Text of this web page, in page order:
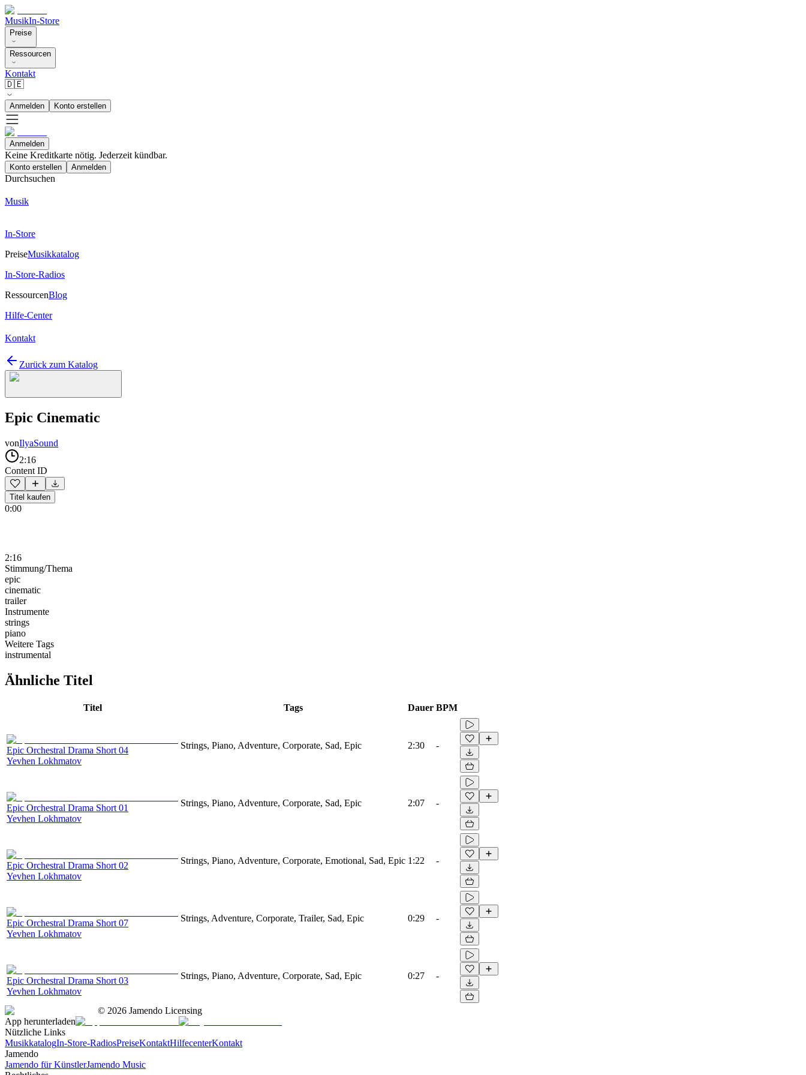
MusikIn-Store
Preise
Ressourcen
Kontakt
🇩🇪
Anmelden Konto erstellen
Anmelden
Keine Kreditkarte nötig. Jederzeit kündbar.
Konto erstellen Anmelden
Durchsuchen
Musik
In-Store
PreiseMusikkatalog
In-Store-Radios
RessourcenBlog
Hilfe-Center
Kontakt
Zurück zum Katalog
Epic Cinematic
vonIlyaSound
2:16
Content ID
Titel kaufen
0:00
2:16
Stimmung/Thema
epic
cinematic
trailer
Instrumente
strings
piano
Weitere Tags
instrumental
Ähnliche Titel
Titel Tags Dauer BPM
Epic Orchestral Drama Short 04
Yevhen Lokhmatov
Strings, Piano, Adventure, Corporate, Sad, Epic 2:30 -
Epic Orchestral Drama Short 01
Yevhen Lokhmatov
Strings, Piano, Adventure, Corporate, Sad, Epic 2:07 -
Epic Orchestral Drama Short 02
Yevhen Lokhmatov
Strings, Piano, Adventure, Corporate, Emotional, Sad, Epic 1:22 -
Epic Orchestral Drama Short 07
Yevhen Lokhmatov
Strings, Adventure, Corporate, Trailer, Sad, Epic 0:29 -
Epic Orchestral Drama Short 03
Yevhen Lokhmatov
Strings, Piano, Adventure, Corporate, Sad, Epic 0:27 -
© 2026 Jamendo Licensing
App herunterladen
Nützliche Links
MusikkatalogIn-Store-RadiosPreiseKontaktHilfecenterKontakt
Jamendo
Jamendo für KünstlerJamendo Music